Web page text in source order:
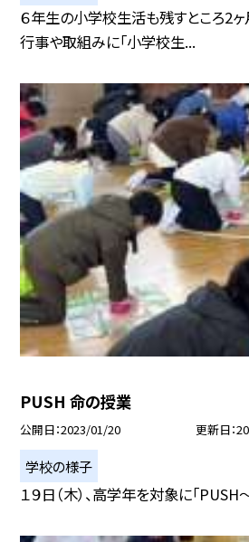
６年生の小学校生活も残すところ2ヶ
行事や取組みに「小学校生...
PUSH 命の授業
公開日 2023/01/20 更新日
学校の様子
１９日（木）、高学年を対象に「